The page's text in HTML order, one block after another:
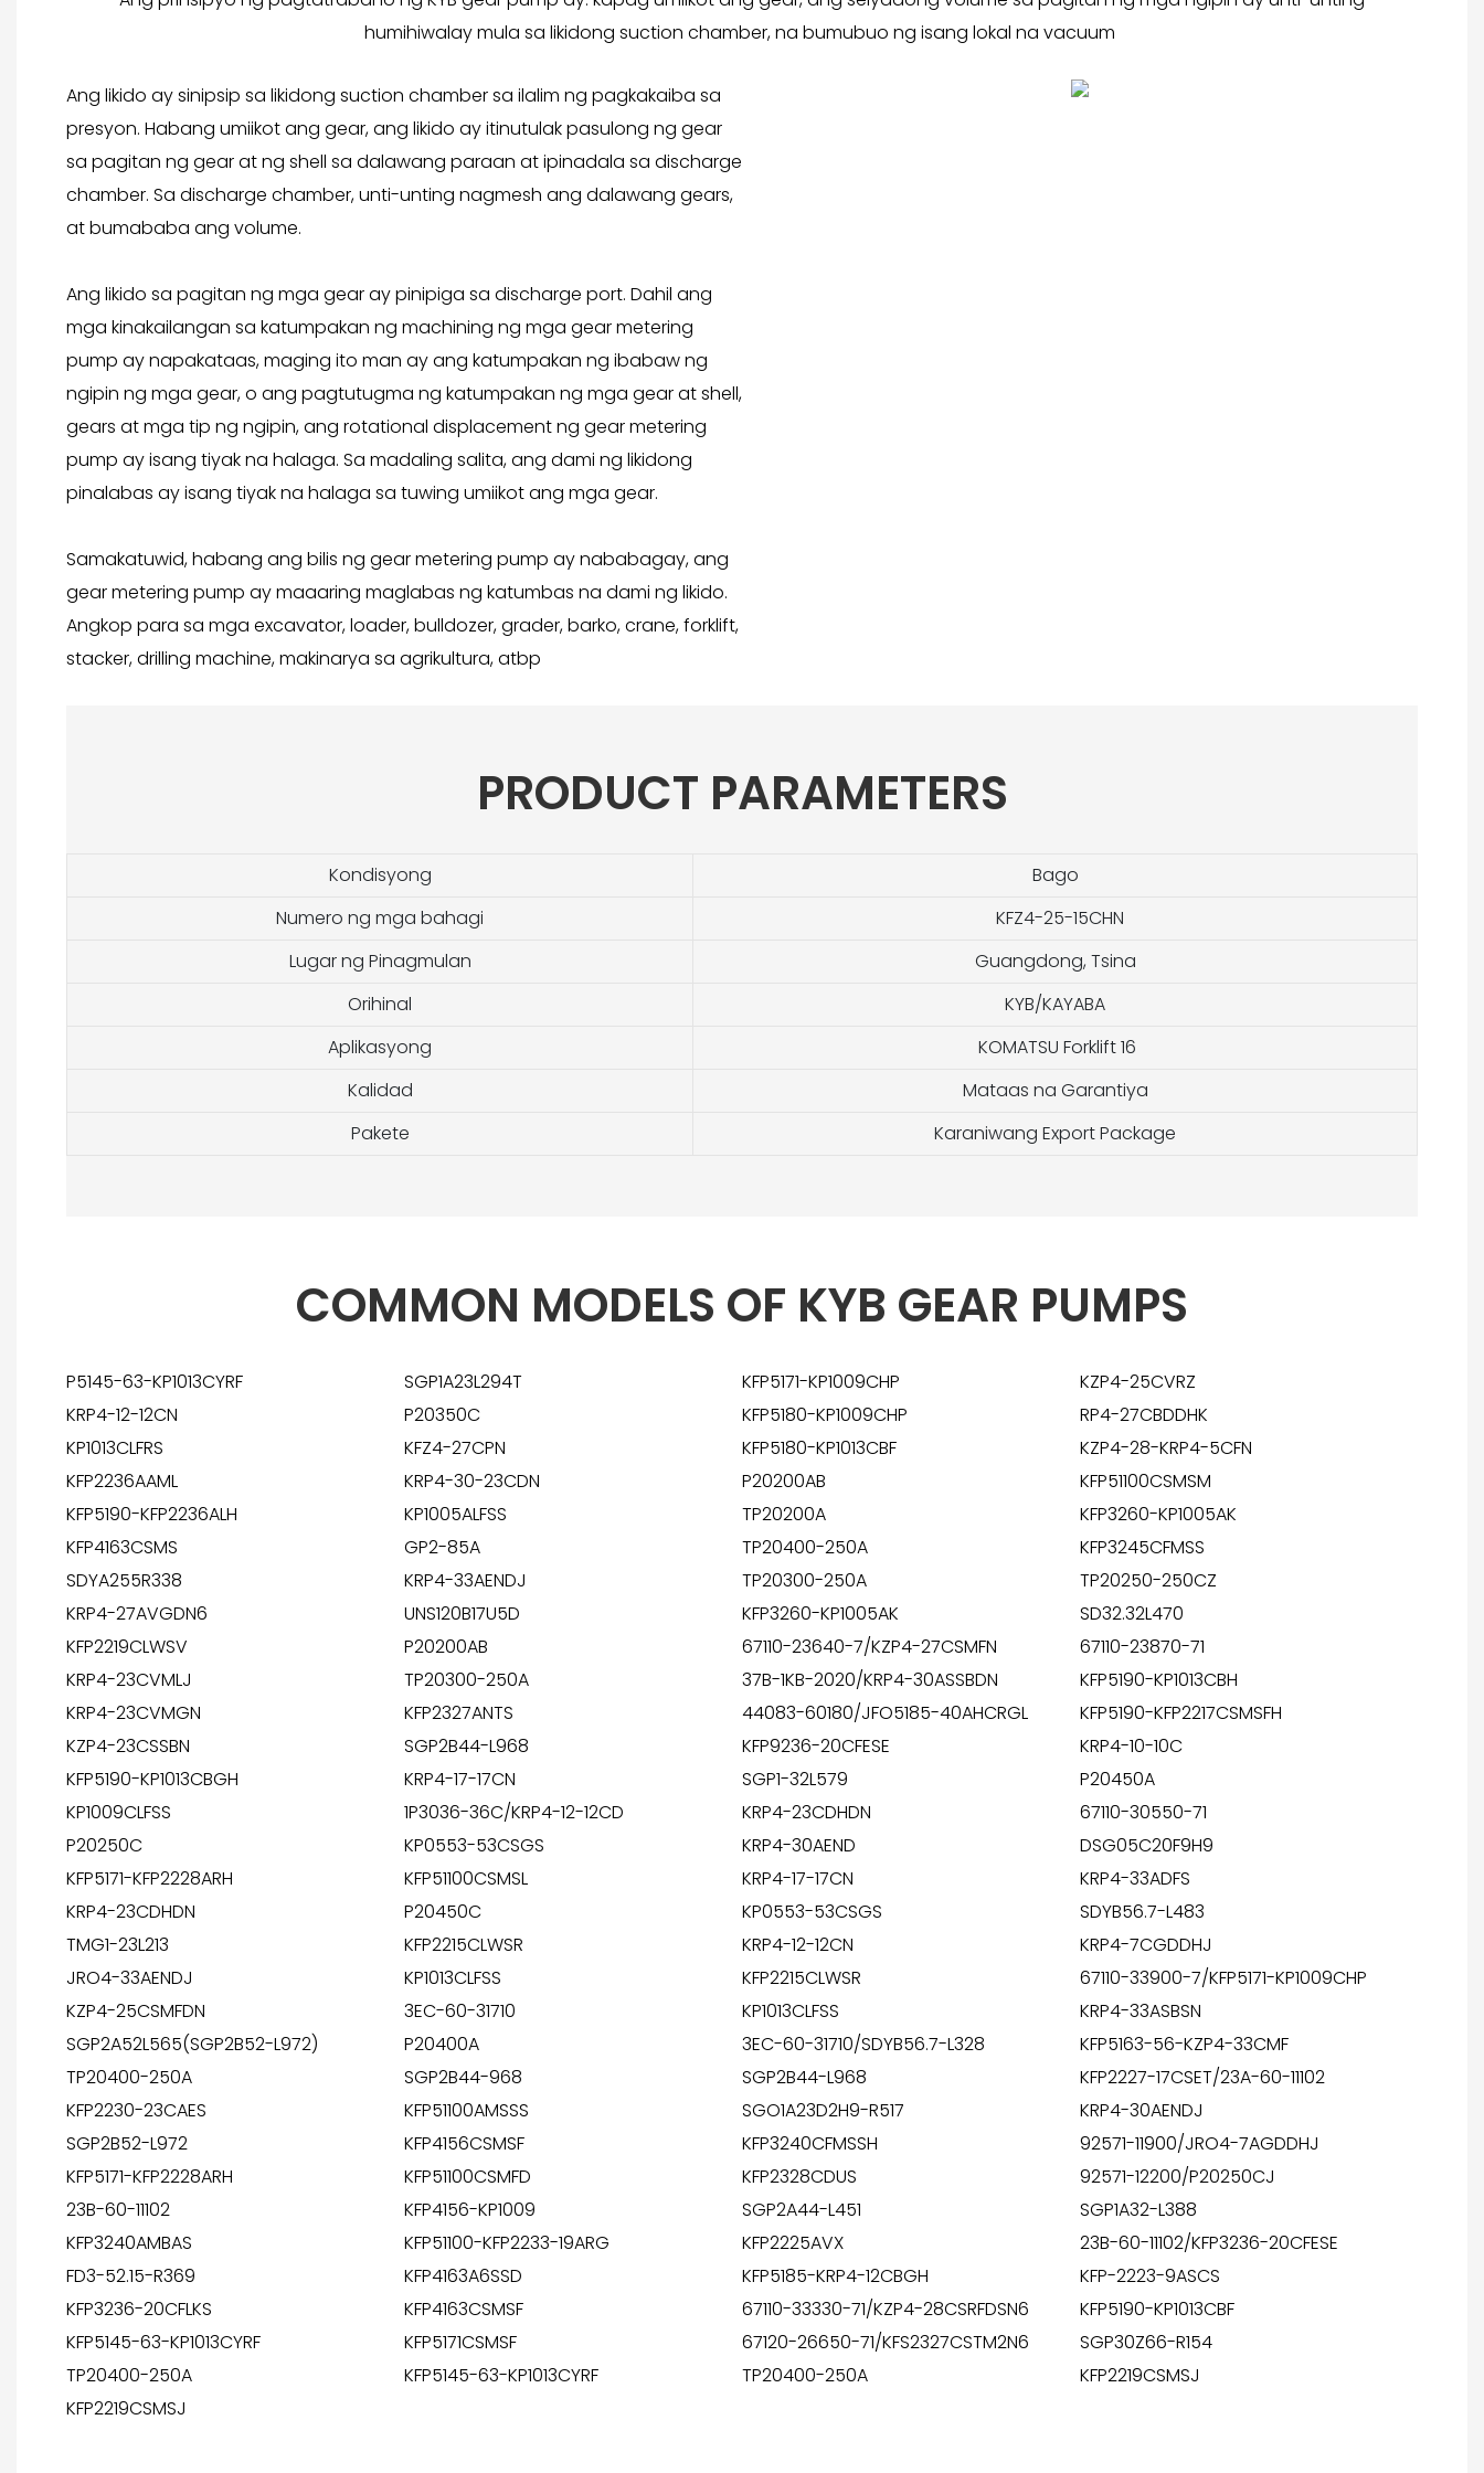
humihiwalay mula sa likidong suction chamber, na bumubuo ng isang lokal na vacuum
Ang likido ay sinipsip sa likidong suction chamber sa ilalim ng pagkakaiba sa
presyon. Habang umiikot ang gear, ang likido ay itinutulak pasulong ng gear
sa pagitan ng gear at ng shell sa dalawang paraan at ipinadala sa discharge
chamber. Sa discharge chamber, unti-unting nagmesh ang dalawang gears,
at bumababa ang volume.
Ang likido sa pagitan ng mga gear ay pinipiga sa discharge port. Dahil ang
mga kinakailangan sa katumpakan ng machining ng mga gear metering
pump ay napakataas, maging ito man ay ang katumpakan ng ibabaw ng
ngipin ng mga gear, o ang pagtutugma ng katumpakan ng mga gear at shell,
gears at mga tip ng ngipin, ang rotational displacement ng gear metering
pump ay isang tiyak na halaga. Sa madaling salita, ang dami ng likidong
pinalabas ay isang tiyak na halaga sa tuwing umiikot ang mga gear.
Samakatuwid, habang ang bilis ng gear metering pump ay nababagay, ang
gear metering pump ay maaaring maglabas ng katumbas na dami ng likido.
Angkop para sa mga excavator, loader, bulldozer, grader, barko, crane, forklift,
stacker, drilling machine, makinarya sa agrikultura, atbp
PRODUCT PARAMETERS
Kondisyong
Bago
Numero ng mga bahagi
KFZ4-25-15CHN
Lugar ng Pinagmulan
Guangdong, Tsina
Orihinal
KYB/KAYABA
Aplikasyong
KOMATSU Forklift 16
Kalidad
Mataas na Garantiya
Pakete
Karaniwang Export Package
COMMON MODELS OF KYB GEAR PUMPS
P5145-63-KP1013CYRF
KRP4-12-12CN
KP1013CLFRS
KFP2236AAML
KFP5190-KFP2236ALH
KFP4163CSMS
SDYA255R338
KRP4-27AVGDN6
KFP2219CLWSV
KRP4-23CVMLJ
KRP4-23CVMGN
KZP4-23CSSBN
KFP5190-KP1013CBGH
KP1009CLFSS
P20250C
KFP5171-KFP2228ARH
KRP4-23CDHDN
TMG1-23L213
JRO4-33AENDJ
KZP4-25CSMFDN
SGP2A52L565(SGP2B52-L972)
TP20400-250A
KFP2230-23CAES
SGP2B52-L972
KFP5171-KFP2228ARH
23B-60-11102
KFP3240AMBAS
FD3-52.15-R369
KFP3236-20CFLKS
KFP5145-63-KP1013CYRF
TP20400-250A
KFP2219CSMSJ
SGP1A23L294T
P20350C
KFZ4-27CPN
KRP4-30-23CDN
KP1005ALFSS
GP2-85A
KRP4-33AENDJ
UNS120B17U5D
P20200AB
TP20300-250A
KFP2327ANTS
SGP2B44-L968
KRP4-17-17CN
1P3036-36C/KRP4-12-12CD
KP0553-53CSGS
KFP51100CSMSL
P20450C
KFP2215CLWSR
KP1013CLFSS
3EC-60-31710
P20400A
SGP2B44-968
KFP51100AMSSS
KFP4156CSMSF
KFP51100CSMFD
KFP4156-KP1009
KFP51100-KFP2233-19ARG
KFP4163A6SSD
KFP4163CSMSF
KFP5171CSMSF
KFP5145-63-KP1013CYRF
KFP5171-KP1009CHP
KFP5180-KP1009CHP
KFP5180-KP1013CBF
P20200AB
TP20200A
TP20400-250A
TP20300-250A
KFP3260-KP1005AK
67110-23640-7/KZP4-27CSMFN
37B-1KB-2020/KRP4-30ASSBDN
44083-60180/JFO5185-40AHCRGL
KFP9236-20CFESE
SGP1-32L579
KRP4-23CDHDN
KRP4-30AEND
KRP4-17-17CN
KP0553-53CSGS
KRP4-12-12CN
KFP2215CLWSR
KP1013CLFSS
3EC-60-31710/SDYB56.7-L328
SGP2B44-L968
SGO1A23D2H9-R517
KFP3240CFMSSH
KFP2328CDUS
SGP2A44-L451
KFP2225AVX
KFP5185-KRP4-12CBGH
67110-33330-71/KZP4-28CSRFDSN6
67120-26650-71/KFS2327CSTM2N6
TP20400-250A
KZP4-25CVRZ
RP4-27CBDDHK
KZP4-28-KRP4-5CFN
KFP51100CSMSM
KFP3260-KP1005AK
KFP3245CFMSS
TP20250-250CZ
SD32.32L470
67110-23870-71
KFP5190-KP1013CBH
KFP5190-KFP2217CSMSFH
KRP4-10-10C
P20450A
67110-30550-71
DSG05C20F9H9
KRP4-33ADFS
SDYB56.7-L483
KRP4-7CGDDHJ
67110-33900-7/KFP5171-KP1009CHP
KRP4-33ASBSN
KFP5163-56-KZP4-33CMF
KFP2227-17CSET/23A-60-11102
KRP4-30AENDJ
92571-11900/JRO4-7AGDDHJ
92571-12200/P20250CJ
SGP1A32-L388
23B-60-11102/KFP3236-20CFESE
KFP-2223-9ASCS
KFP5190-KP1013CBF
SGP30Z66-R154
KFP2219CSMSJ